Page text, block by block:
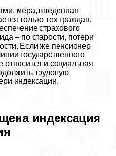
мера, введенная
только тех граждан,
страхового
– по старости, потери
Если же пенсионер
государственного
относится и социальная
трудовую
индексации.
индексация